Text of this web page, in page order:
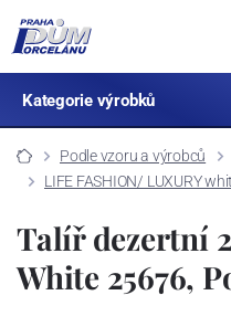
Kategorie výrobků
Podle vzoru a výrobců
LIFE FASHION/ LUXURY
Talíř dezertní
White 25676,